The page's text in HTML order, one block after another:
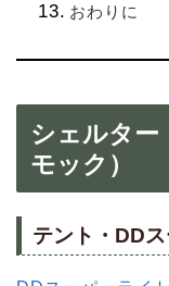
おわりに
シェルター
モック）
テント・DD